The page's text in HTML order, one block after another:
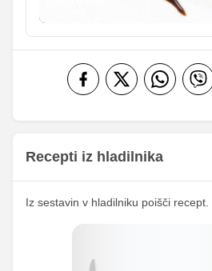
Vitamin A
Vitamin C
10.64
mg
43 mg
Recepti iz hladilnika
Iz sestavin v hladilniku poišči recept.